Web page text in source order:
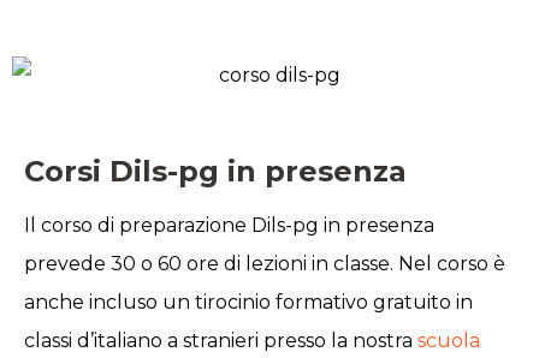
Corsi Dils-pg in presenza
Il corso di preparazione Dils-pg in presenza
prevede 30 o 60 ore di lezioni in classe. Nel corso è
anche incluso un tirocinio formativo gratuito in
classi d’italiano a stranieri presso la nostra scuola